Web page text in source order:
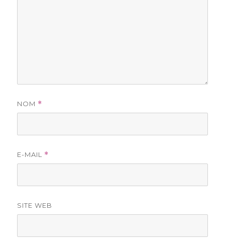
NOM *
E-MAIL *
SITE WEB